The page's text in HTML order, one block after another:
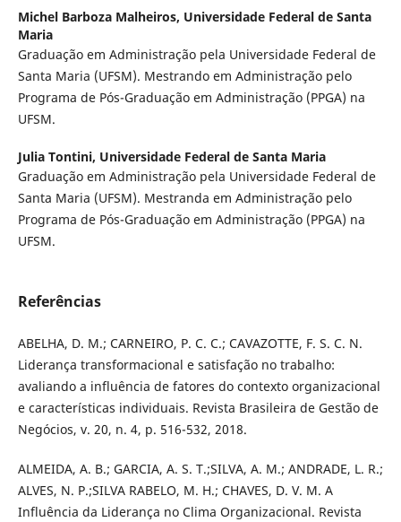
Michel Barboza Malheiros, Universidade Federal de Santa
Maria
Graduação em Administração pela Universidade Federal de
Santa Maria (UFSM). Mestrando em Administração pelo
Programa de Pós-Graduação em Administração (PPGA) na
UFSM.
Julia Tontini, Universidade Federal de Santa Maria
Graduação em Administração pela Universidade Federal de
Santa Maria (UFSM). Mestranda em Administração pelo
Programa de Pós-Graduação em Administração (PPGA) na
UFSM.
Referências
ABELHA, D. M.; CARNEIRO, P. C. C.; CAVAZOTTE, F. S. C. N.
Liderança transformacional e satisfação no trabalho:
avaliando a influência de fatores do contexto organizacional
e características individuais. Revista Brasileira de Gestão de
Negócios, v. 20, n. 4, p. 516-532, 2018.
ALMEIDA, A. B.; GARCIA, A. S. T.;SILVA, A. M.; ANDRADE, L. R.;
ALVES, N. P.;SILVA RABELO, M. H.; CHAVES, D. V. M. A
Influência da Liderança no Clima Organizacional. Revista